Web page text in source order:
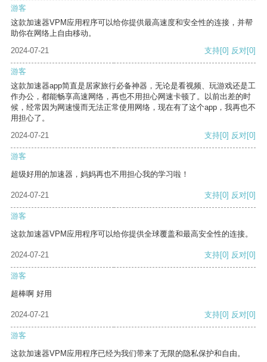
游客
这款加速器VPM应用程序可以给你提供最高速度和安全性的连接，并帮
助你在网络上自由移动。
2024-07-21
支持[0] 反对[0]
游客
这款加速器app简直是居家旅行必备神器，无论是看视频、玩游戏还是工
作办公，都能畅享高速网络，再也不用担心网速卡顿了。以前出差的时
候，经常因为网速慢而无法正常使用网络，现在有了这个app，我再也不
用担心了。
2024-07-21
支持[0] 反对[0]
游客
超级好用的加速器，妈妈再也不用担心我的学习啦！
2024-07-21 支持[0] 反对[0]
游客
这款加速器VPM应用程序可以给你提供全球覆盖和最高安全性的连接。
2024-07-21 支持[0] 反对[0]
游客
超棒啊 好用
2024-07-21 支持[0] 反对[0]
游客
这款加速器VPM应用程序已经为我们带来了无限的隐私保护和自由。